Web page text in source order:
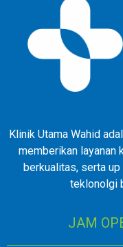
Klinik Utama Wahid
memberikan layanan
berkualitas, serta
teklonolgi
JAM